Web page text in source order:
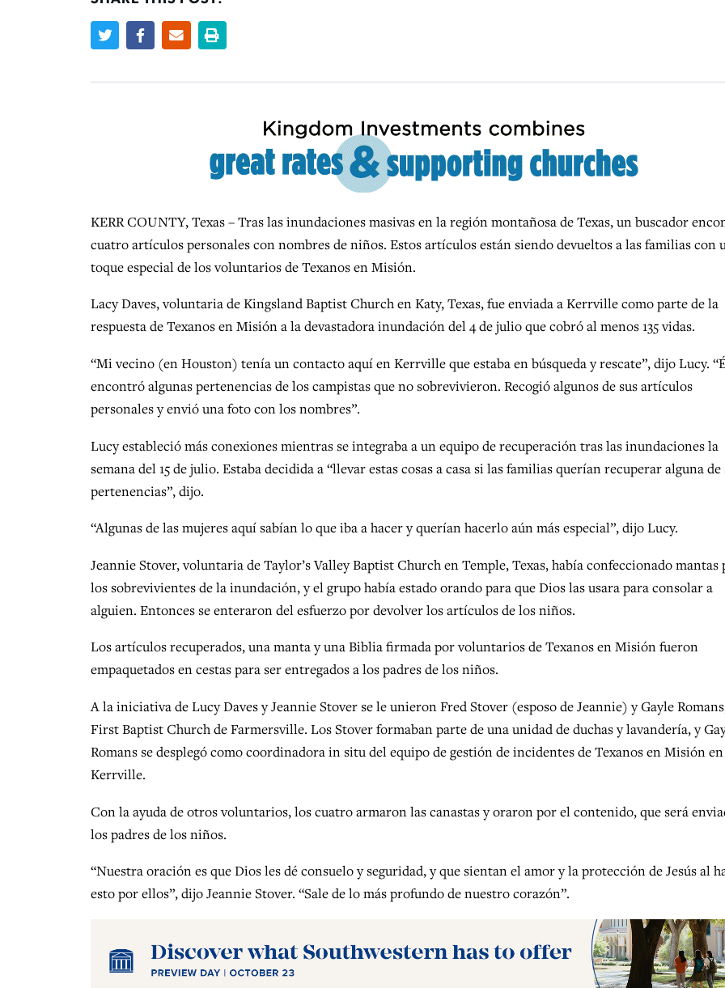
KERR COUNTY, Texas – Tras las inundaciones masivas en la región montañosa de Texas, un buscador
cuatro artículos personales con nombres de niños. Estos artículos están siendo devueltos a las familias con
toque especial de los voluntarios de Texanos en Misión.
Lacy Daves, voluntaria de Kingsland Baptist Church en Katy, Texas, fue enviada a Kerrville como parte de la
respuesta de Texanos en Misión a la devastadora inundación del 4 de julio que cobró al menos 135 vidas.
“Mi vecino (en Houston) tenía un contacto aquí en Kerrville que estaba en búsqueda y rescate”, dijo Lucy.
encontró algunas pertenencias de los campistas que no sobrevivieron. Recogió algunos de sus artículos
personales y envió una foto con los nombres”.
Lucy estableció más conexiones mientras se integraba a un equipo de recuperación tras las inundaciones la
semana del 15 de julio. Estaba decidida a “llevar estas cosas a casa si las familias querían recuperar alguna de
pertenencias”, dijo.
“Algunas de las mujeres aquí sabían lo que iba a hacer y querían hacerlo aún más especial”, dijo Lucy.
Jeannie Stover, voluntaria de Taylor’s Valley Baptist Church en Temple, Texas, había confeccionado mantas
los sobrevivientes de la inundación, y el grupo había estado orando para que Dios las usara para consolar a
alguien. Entonces se enteraron del esfuerzo por devolver los artículos de los niños.
Los artículos recuperados, una manta y una Biblia firmada por voluntarios de Texanos en Misión fueron
empaquetados en cestas para ser entregados a los padres de los niños.
A la iniciativa de Lucy Daves y Jeannie Stover se le unieron Fred Stover (esposo de Jeannie) y Gayle
First Baptist Church de Farmersville. Los Stover formaban parte de una unidad de duchas y lavandería, y
Romans se desplegó como coordinadora in situ del equipo de gestión de incidentes de Texanos en Misión en
Kerrville.
Con la ayuda de otros voluntarios, los cuatro armaron las canastas y oraron por el contenido, que será
los padres de los niños.
“Nuestra oración es que Dios les dé consuelo y seguridad, y que sientan el amor y la protección de Jesús al
esto por ellos”, dijo Jeannie Stover. “Sale de lo más profundo de nuestro corazón”.